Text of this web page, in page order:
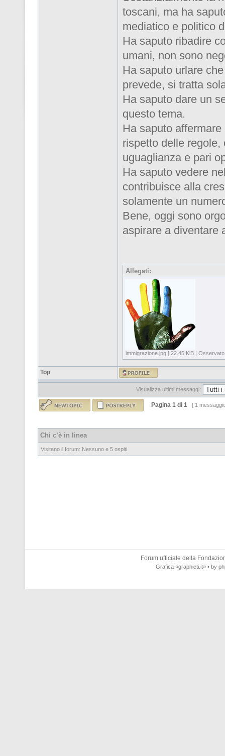
toscani, ma ha
mediatico e politico
Ha saputo ribadire
umani, non sono
Ha saputo urlare
prevede, si tratta
Ha saputo dare un
questo tema.
Ha saputo
rispetto delle
uguaglianza e pari
Ha saputo vedere
contribuisce alla
solamente un
Bene, oggi sono
aspirare a diventare
Allegati:
immigrazione.jpg [ 22.45 KiB |
Top
Visualizza ultimi messaggi:
Pagina 1 di 1 [ 1
Chi c’è in linea
Visitano il forum: Nessuno e 5 ospiti
Forum ufficiale della
Grafica «graphieti.it» • by